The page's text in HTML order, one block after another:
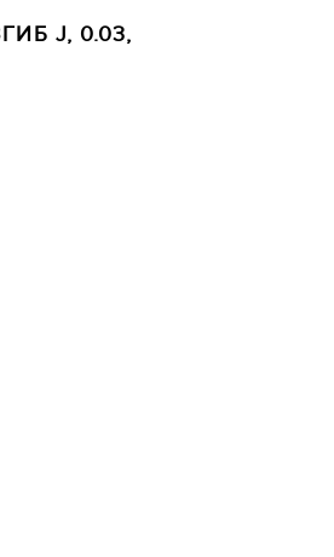
J, 0.03,